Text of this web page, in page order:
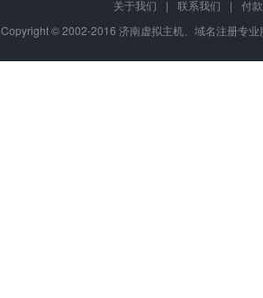
关于我们 | 联系我们 |
付
Copyright © 2002-2016 济南虚拟主机、域名注册专